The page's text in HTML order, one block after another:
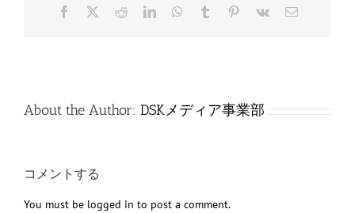
Facebook RedditLinkedInWhatsApp
Tumblr Pinterest
Vk
電
About the Author: DSKメディア事業部
コメントする
You must be logged in to post a comment.